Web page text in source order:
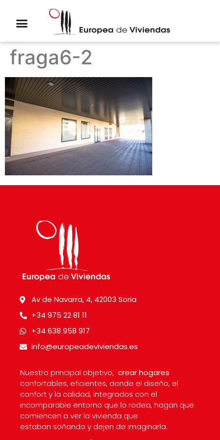
fraga6-2
Av de Navarra, 4, 42003 Soria
+34 975 22 81 11
+34 638 958 917
info@europeadeviviendas.es
Nuestro principal objetivo, crear hogares
confortables, eficientes, donde el diseño, el
confort y la calidad, integrados con el
incomparable entorno que lo rodea, hagan que
comiencen a ver la vivienda que
estaban soñando y dejen de imaginarla.